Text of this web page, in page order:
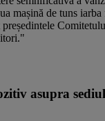
de tuns
asupra